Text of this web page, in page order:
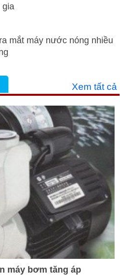
gia
mắt máy nước nóng nhiều
Xem tất cả
máy bơm tăng áp